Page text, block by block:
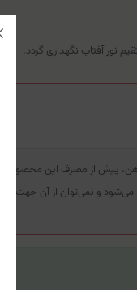
پیش از مصرف این محصول
می‌شود و نمی‌توان از آن جهت